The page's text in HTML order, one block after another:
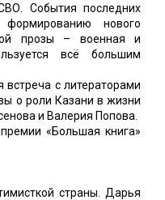
События последних
формированию нового
прозы – военная и
всё большим
встреча с литераторами
о роли Казани в жизни
и Валерия Попова.
«Большая книга»
страны. Дарья